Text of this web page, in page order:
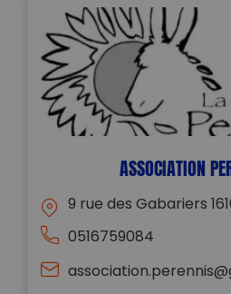
ASSOCIATION
9 rue des Gabariers
0516759084